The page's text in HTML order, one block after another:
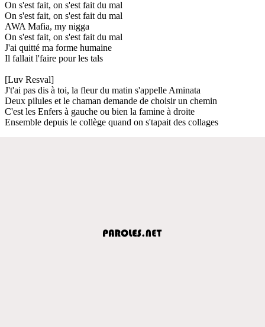
On s'est fait, on s'est fait du mal
On s'est fait, on s'est fait du mal
AWA Mafia, my nigga
On s'est fait, on s'est fait du mal
J'ai quitté ma forme humaine
Il fallait l'faire pour les tals
[Luv Resval]
J't'ai pas dis à toi, la fleur du matin s'appelle Aminata
Deux pilules et le chaman demande de choisir un chemin
C'est les Enfers à gauche ou bien la famine à droite
Ensemble depuis le collège quand on s'tapait des collages